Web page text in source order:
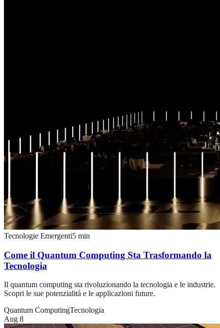
Tecnologie Emergenti5 min
Come il Quantum Computing Sta Trasformando la
Tecnologia
Il quantum computing sta rivoluzionando la tecnologia e le industrie.
Scopri le sue potenzialità e le applicazioni future.
Quantum ComputingTecnologia
Aug 8